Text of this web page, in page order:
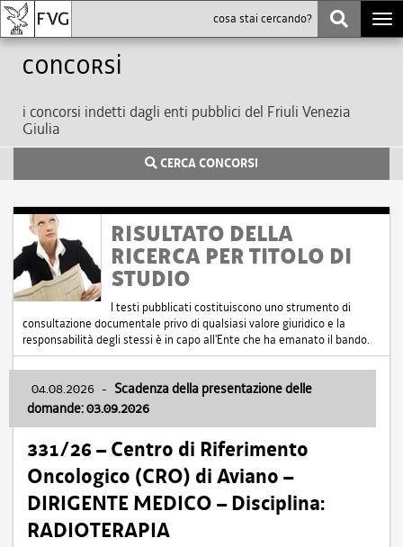
Concorsi
i concorsi indetti dagli enti pubblici del Friuli Venezia
Giulia
CERCA CONCORSI
RISULTATO DELLA
RICERCA PER TITOLO DI
STUDIO
I testi pubblicati costituiscono uno strumento di
consultazione documentale privo di qualsiasi valore giuridico e la
responsabilità degli stessi è in capo all'Ente che ha emanato il bando.
04.08.2026 - Scadenza della presentazione delle
domande: 03.09.2026
331/26 – Centro di Riferimento
Oncologico (CRO) di Aviano –
DIRIGENTE MEDICO – Disciplina:
RADIOTERAPIA